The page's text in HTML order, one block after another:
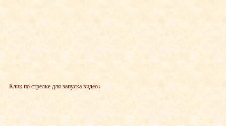
Клик по стрелке для запуска видео↓